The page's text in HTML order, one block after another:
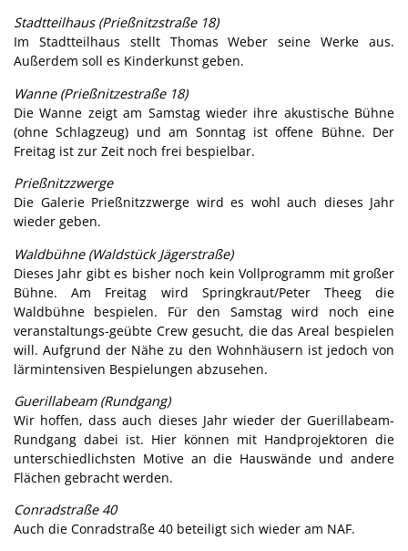
Stadtteilhaus (Prießnitzstraße 18)
Im Stadtteilhaus stellt Thomas Weber seine Werke aus.
Außerdem soll es Kinderkunst geben.
Wanne (Prießnitzestraße 18)
Die Wanne zeigt am Samstag wieder ihre akustische Bühne
(ohne Schlagzeug) und am Sonntag ist offene Bühne. Der
Freitag ist zur Zeit noch frei bespielbar.
Prießnitzzwerge
Die Galerie Prießnitzzwerge wird es wohl auch dieses Jahr
wieder geben.
Waldbühne (Waldstück Jägerstraße)
Dieses Jahr gibt es bisher noch kein Vollprogramm mit großer
Bühne. Am Freitag wird Springkraut/Peter Theeg die
Waldbühne bespielen. Für den Samstag wird noch eine
veranstaltungs-geübte Crew gesucht, die das Areal bespielen
will. Aufgrund der Nähe zu den Wohnhäusern ist jedoch von
lärmintensiven Bespielungen abzusehen.
Guerillabeam (Rundgang)
Wir hoffen, dass auch dieses Jahr wieder der Guerillabeam-
Rundgang dabei ist. Hier können mit Handprojektoren die
unterschiedlichsten Motive an die Hauswände und andere
Flächen gebracht werden.
Conradstraße 40
Auch die Conradstraße 40 beteiligt sich wieder am NAF.